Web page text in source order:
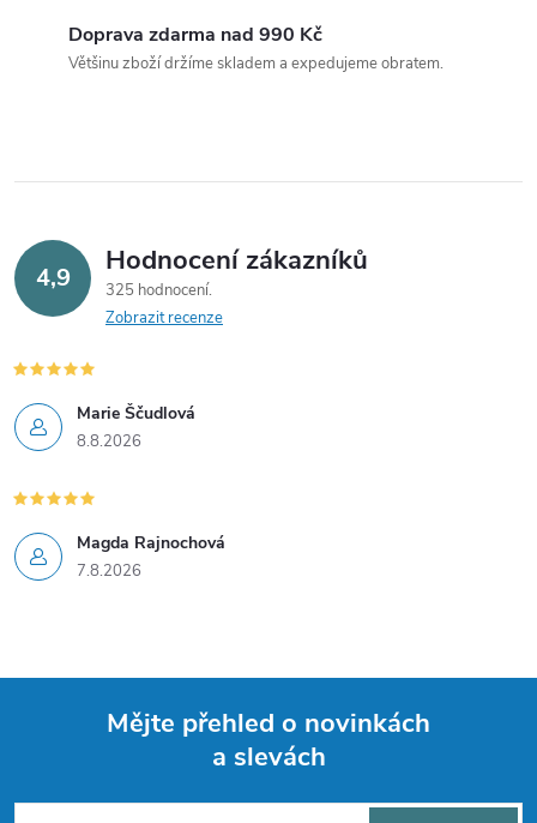
p
v
k
y
v
ý
p
i
Doprava zdarma nad 990 Kč
Většinu zboží držíme skladem a expedujeme obratem.
4,9 Hodnocení zákazníků
325 hodnocení
Zobrazit recenze
Marie Ščudlová
8.8.2026
Magda Rajnochová
7.8.2026
Mějte přehled o novinkách
a slevách